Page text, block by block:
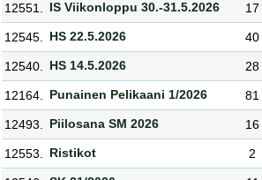
12551.
IS Viikonloppu 30.-31.5.2026 17
12545.
HS 22.5.2026 40
12540.
HS 14.5.2026 28
12164.
Punainen Pelikaani 1/2026 81
12493.
Piilosana SM 2026 16
12553.
Ristikot 2